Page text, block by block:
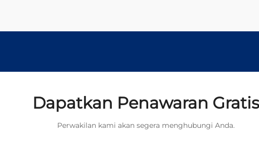
Dapatkan Penawaran Gratis
Perwakilan kami akan segera menghubungi Anda.